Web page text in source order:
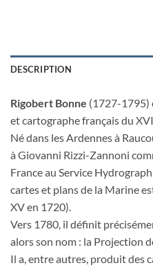
DESCRIPTION
Rigobert Bonne (1727-1795)
et cartographe français du
Né dans les Ardennes à
à Giovanni Rizzi-Zannoni
France au Service
cartes et plans de la Marine
XV en 1720).
Vers 1780, il définit
alors son nom : la Projection
Il a, entre autres, produit des